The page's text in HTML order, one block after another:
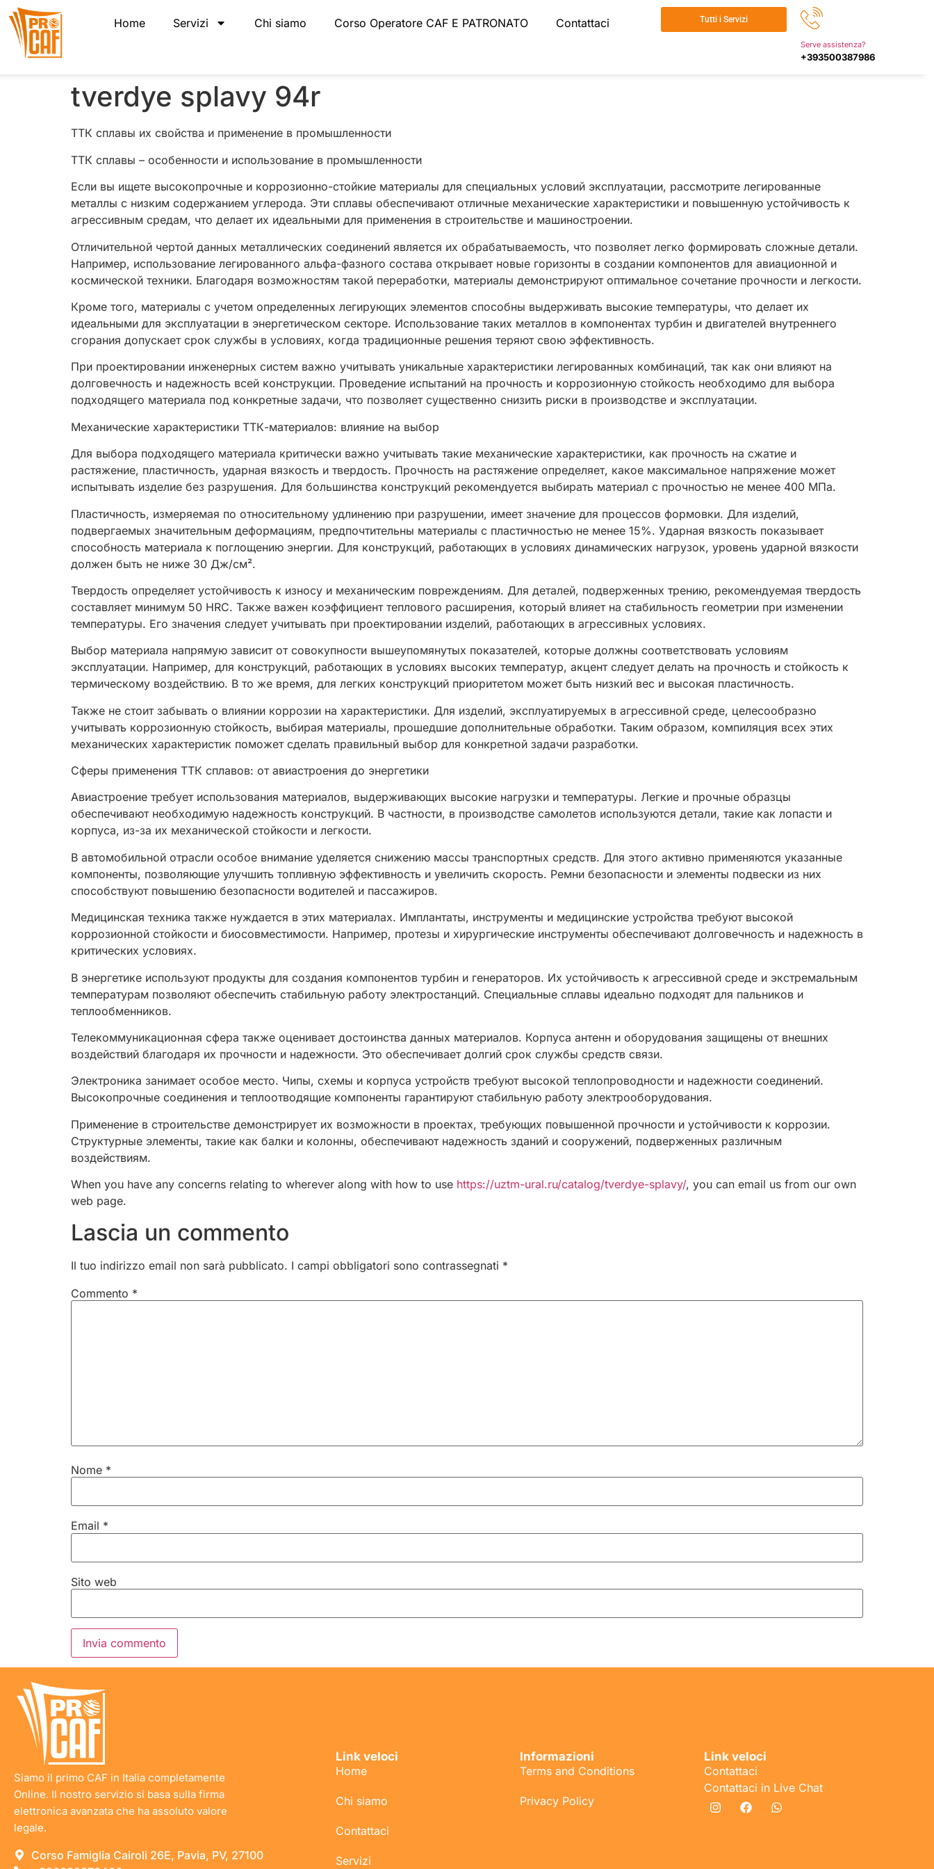
Home Servizi Chi siamo Corso Operatore CAF E PATRONATO Contattaci Tutti i Servizi
Serve assistenza?
+393500387986
tverdye splavy 94r
ТТК сплавы их свойства и применение в промышленности
ТТК сплавы – особенности и использование в промышленности
Если вы ищете высокопрочные и коррозионно-стойкие материалы для специальных условий эксплуатации, рассмотрите легированные
металлы с низким содержанием углерода. Эти сплавы обеспечивают отличные механические характеристики и повышенную устойчивость к
агрессивным средам, что делает их идеальными для применения в строительстве и машиностроении.
Отличительной чертой данных металлических соединений является их обрабатываемость, что позволяет легко формировать сложные детали.
Например, использование легированного альфа-фазного состава открывает новые горизонты в создании компонентов для авиационной и
космической техники. Благодаря возможностям такой переработки, материалы демонстрируют оптимальное сочетание прочности и легкости.
Кроме того, материалы с учетом определенных легирующих элементов способны выдерживать высокие температуры, что делает их
идеальными для эксплуатации в энергетическом секторе. Использование таких металлов в компонентах турбин и двигателей внутреннего
сгорания допускает срок службы в условиях, когда традиционные решения теряют свою эффективность.
При проектировании инженерных систем важно учитывать уникальные характеристики легированных комбинаций, так как они влияют на
долговечность и надежность всей конструкции. Проведение испытаний на прочность и коррозионную стойкость необходимо для выбора
подходящего материала под конкретные задачи, что позволяет существенно снизить риски в производстве и эксплуатации.
Механические характеристики ТТК-материалов: влияние на выбор
Для выбора подходящего материала критически важно учитывать такие механические характеристики, как прочность на сжатие и
растяжение, пластичность, ударная вязкость и твердость. Прочность на растяжение определяет, какое максимальное напряжение может
испытывать изделие без разрушения. Для большинства конструкций рекомендуется выбирать материал с прочностью не менее 400 МПа.
Пластичность, измеряемая по относительному удлинению при разрушении, имеет значение для процессов формовки. Для изделий,
подвергаемых значительным деформациям, предпочтительны материалы с пластичностью не менее 15%. Ударная вязкость показывает
способность материала к поглощению энергии. Для конструкций, работающих в условиях динамических нагрузок, уровень ударной вязкости
должен быть не ниже 30 Дж/см².
Твердость определяет устойчивость к износу и механическим повреждениям. Для деталей, подверженных трению, рекомендуемая твердость
составляет минимум 50 HRC. Также важен коэффициент теплового расширения, который влияет на стабильность геометрии при изменении
температуры. Его значения следует учитывать при проектировании изделий, работающих в агрессивных условиях.
Выбор материала напрямую зависит от совокупности вышеупомянутых показателей, которые должны соответствовать условиям
эксплуатации. Например, для конструкций, работающих в условиях высоких температур, акцент следует делать на прочность и стойкость к
термическому воздействию. В то же время, для легких конструкций приоритетом может быть низкий вес и высокая пластичность.
Также не стоит забывать о влиянии коррозии на характеристики. Для изделий, эксплуатируемых в агрессивной среде, целесообразно
учитывать коррозионную стойкость, выбирая материалы, прошедшие дополнительные обработки. Таким образом, компиляция всех этих
механических характеристик поможет сделать правильный выбор для конкретной задачи разработки.
Сферы применения ТТК сплавов: от авиастроения до энергетики
Авиастроение требует использования материалов, выдерживающих высокие нагрузки и температуры. Легкие и прочные образцы
обеспечивают необходимую надежность конструкций. В частности, в производстве самолетов используются детали, такие как лопасти и
корпуса, из-за их механической стойкости и легкости.
В автомобильной отрасли особое внимание уделяется снижению массы транспортных средств. Для этого активно применяются указанные
компоненты, позволяющие улучшить топливную эффективность и увеличить скорость. Ремни безопасности и элементы подвески из них
способствуют повышению безопасности водителей и пассажиров.
Медицинская техника также нуждается в этих материалах. Имплантаты, инструменты и медицинские устройства требуют высокой
коррозионной стойкости и биосовместимости. Например, протезы и хирургические инструменты обеспечивают долговечность и надежность в
критических условиях.
В энергетике используют продукты для создания компонентов турбин и генераторов. Их устойчивость к агрессивной среде и экстремальным
температурам позволяют обеспечить стабильную работу электростанций. Специальные сплавы идеально подходят для пальников и
теплообменников.
Телекоммуникационная сфера также оценивает достоинства данных материалов. Корпуса антенн и оборудования защищены от внешних
воздействий благодаря их прочности и надежности. Это обеспечивает долгий срок службы средств связи.
Электроника занимает особое место. Чипы, схемы и корпуса устройств требуют высокой теплопроводности и надежности соединений.
Высокопрочные соединения и теплоотводящие компоненты гарантируют стабильную работу электрооборудования.
Применение в строительстве демонстрирует их возможности в проектах, требующих повышенной прочности и устойчивости к коррозии.
Структурные элементы, такие как балки и колонны, обеспечивают надежность зданий и сооружений, подверженных различным
воздействиям.
When you have any concerns relating to wherever along with how to use https://uztm-ural.ru/catalog/tverdye-splavy/, you can email us from our own
web page.
Lascia un commento
Il tuo indirizzo email non sarà pubblicato. I campi obbligatori sono contrassegnati *
Commento *
Nome *
Email *
Sito web
Siamo il primo CAF in Italia completamente
Online. Il nostro servizio si basa sulla firma
elettronica avanzata che ha assoluto valore
legale.
Corso Famiglia Cairoli 26E, Pavia, PV, 27100
Link veloci
Home
Chi siamo
Contattaci
Servizi
Informazioni
Terms and Conditions
Privacy Policy
Link veloci
Contattaci
Contattaci in Live Chat